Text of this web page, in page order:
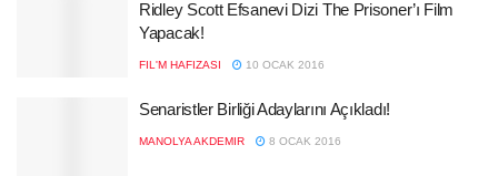
Ridley Scott Efsanevi Dizi The Prisoner’ı Film
Yapacak!
FIL'M HAFIZASI 10 OCAK 2016
Senaristler Birliği Adaylarını Açıkladı!
MANOLYA AKDEMIR 8 OCAK 2016